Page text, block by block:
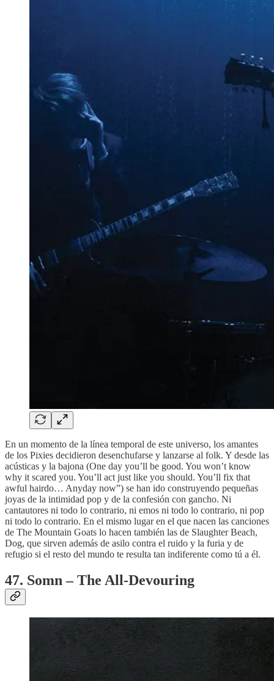
En un momento de la línea temporal de este universo, los amantes
de los Pixies decidieron desenchufarse y lanzarse al folk. Y desde las
acústicas y la bajona (One day you’ll be good. You won’t know
why it scared you. You’ll act just like you should. You’ll fix that
awful hairdo… Anyday now”) se han ido construyendo pequeñas
joyas de la intimidad pop y de la confesión con gancho. Ni
cantautores ni todo lo contrario, ni emos ni todo lo contrario, ni pop
ni todo lo contrario. En el mismo lugar en el que nacen las canciones
de The Mountain Goats lo hacen también las de Slaughter Beach,
Dog, que sirven además de asilo contra el ruido y la furia y de
refugio si el resto del mundo te resulta tan indiferente como tú a él.
47. Somn – The All-Devouring